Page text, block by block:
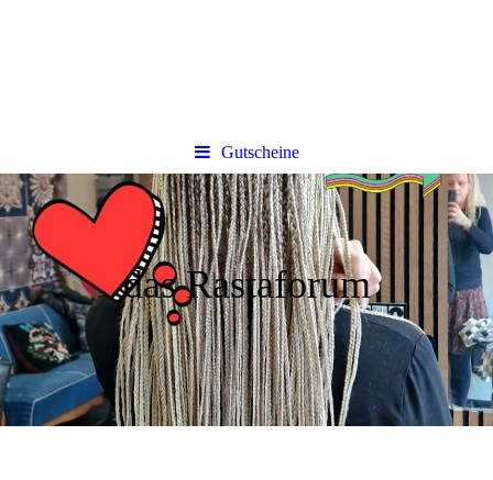
Gutscheine
das Rastaforum